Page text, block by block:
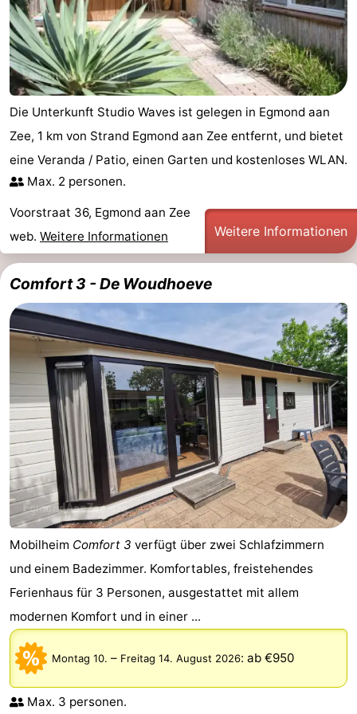
Die Unterkunft Studio Waves ist gelegen in Egmond aan
Zee, 1 km von Strand Egmond aan Zee entfernt, und bietet
eine Veranda / Patio, einen Garten und kostenloses WLAN.
Max. 2 personen.
Voorstraat 36, Egmond aan Zee
web. Weitere Informationen Weitere Informationen
Comfort 3 - De Woudhoeve
Mobilheim Comfort 3 verfügt über zwei Schlafzimmern
und einem Badezimmer. Komfortables, freistehendes
Ferienhaus für 3 Personen, ausgestattet mit allem
modernen Komfort und in einer ...
Montag 10. – Freitag 14. August 2026: ab €950
Max. 3 personen.